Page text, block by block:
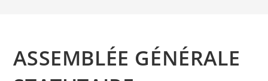
ASSEMBLÉE GÉNÉRALE